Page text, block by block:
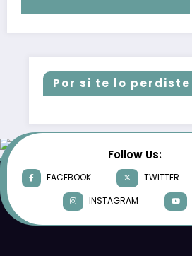
Por si te lo perdiste
Follow Us:
FACEBOOK TWITTER
INSTAGRAM